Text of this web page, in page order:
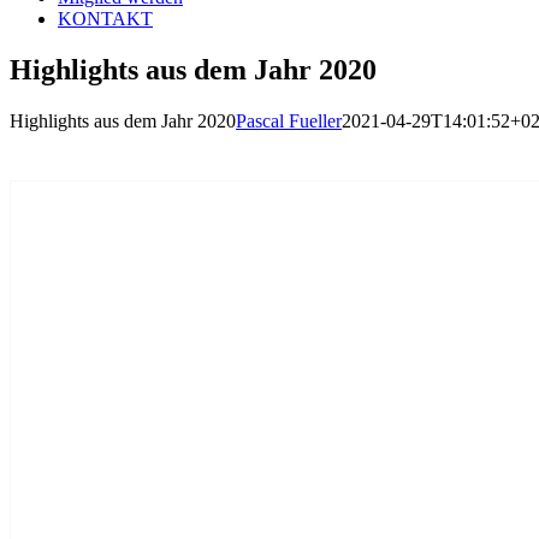
KONTAKT
Highlights aus dem Jahr 2020
Highlights aus dem Jahr 2020Pascal Fueller2021-04-